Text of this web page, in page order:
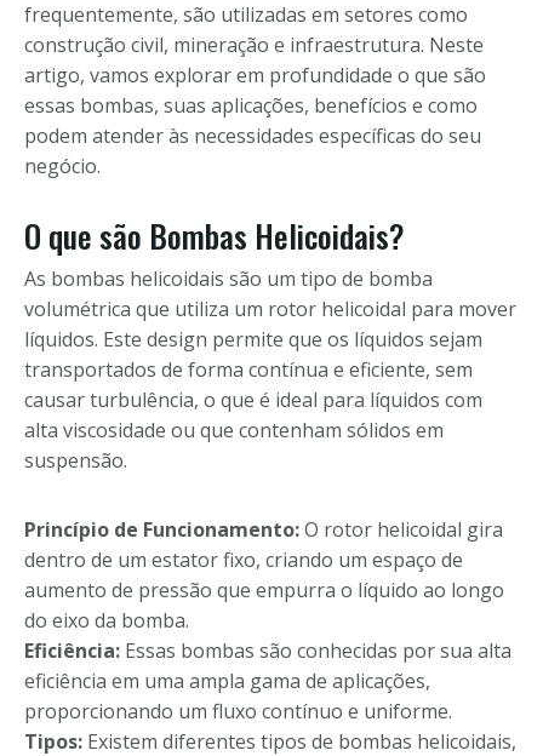
frequentemente, são utilizadas em setores como
construção civil, mineração e infraestrutura. Neste
artigo, vamos explorar em profundidade o que são
essas bombas, suas aplicações, benefícios e como
podem atender às necessidades específicas do seu
negócio.
O que são Bombas Helicoidais?
As bombas helicoidais são um tipo de bomba
volumétrica que utiliza um rotor helicoidal para mover
líquidos. Este design permite que os líquidos sejam
transportados de forma contínua e eficiente, sem
causar turbulência, o que é ideal para líquidos com
alta viscosidade ou que contenham sólidos em
suspensão.
Princípio de Funcionamento:O rotor helicoidal gira
dentro de um estator fixo, criando um espaço de
aumento de pressão que empurra o líquido ao longo
do eixo da bomba.
Eficiência: Essas bombas são conhecidas por sua alta
eficiência em uma ampla gama de aplicações,
proporcionando um fluxo contínuo e uniforme.
Tipos: Existem diferentes tipos de bombas helicoidais,